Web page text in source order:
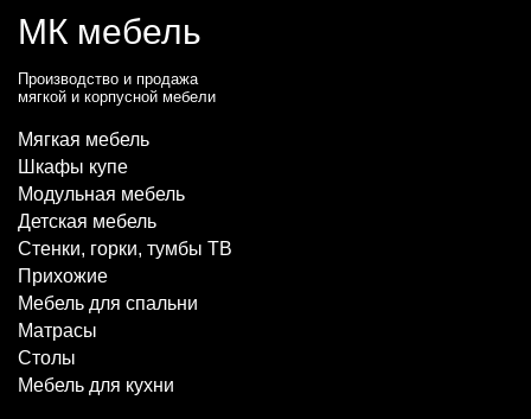
МК мебель
Производство и продажа
мягкой и корпусной мебели
Мягкая мебель
Шкафы купе
Модульная мебель
Детская мебель
Стенки, горки, тумбы ТВ
Прихожие
Мебель для спальни
Матрасы
Столы
Мебель для кухни